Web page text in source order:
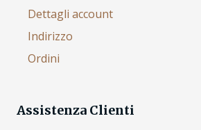
Dettagli account
Indirizzo
Ordini
Assistenza Clienti